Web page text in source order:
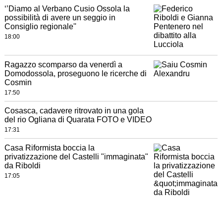
‘’Diamo al Verbano Cusio Ossola la
possibilità di avere un seggio in
Consiglio regionale''
18:00
Ragazzo scomparso da venerdì a
Domodossola, proseguono le ricerche di
Cosmin
17:50
Cosasca, cadavere ritrovato in una gola
del rio Ogliana di Quarata FOTO e VIDEO
17:31
Casa Riformista boccia la
privatizzazione del Castelli "immaginata"
da Riboldi
17:05